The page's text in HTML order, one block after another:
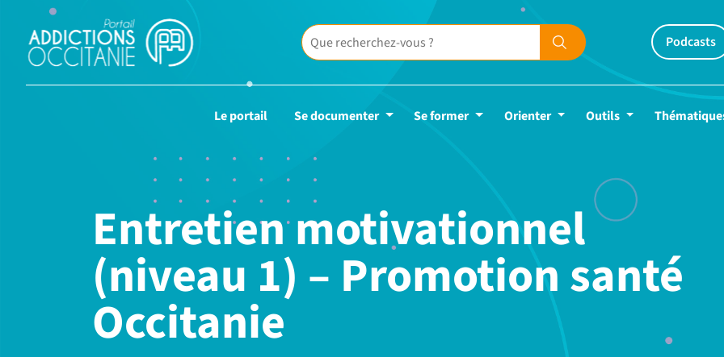
Podcasts
Le portail Se documenter Se former Orienter Outils
Entretien motivationnel
(niveau 1) – Promotion santé
Occitanie